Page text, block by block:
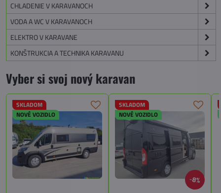
CHLADENIE V KARAVANOCH
VODA A WC V KARAVANOCH
ELEKTRO V KARAVANE
KONŠTRUKCIA A TECHNIKA KARAVANU
Vyber si svoj nový karavan
SKLADOM
NOVÉ VOZIDLO
8%
SKLADOM
NOVÉ VOZIDLO